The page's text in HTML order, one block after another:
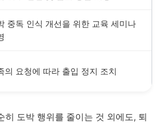
중독 인식 개선을 위한 교육 세미나
의 요청에 따라 출입 정지 조치
히 도박 행위를 줄이는 것 외에도, 퇴